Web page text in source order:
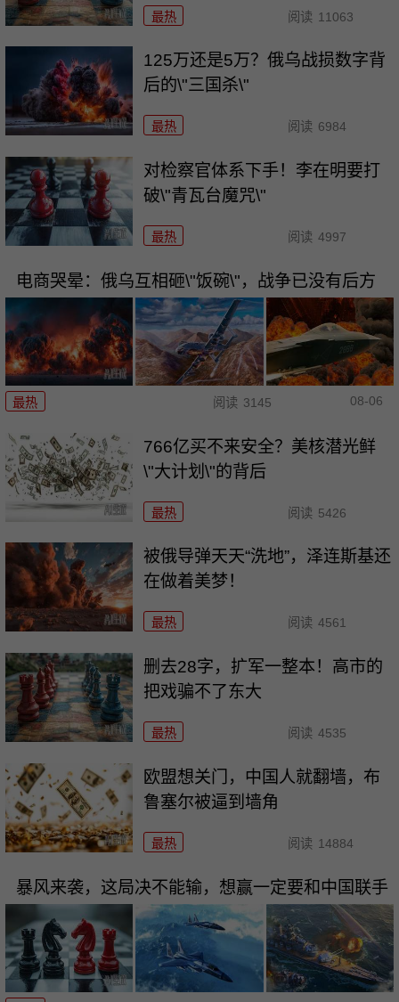
最热 阅读 11063
125万还是5万？俄乌战损数字背
后的\"三国杀\"
最热 阅读 6984
对检察官体系下手！李在明要打
破\"青瓦台魔咒\"
最热 阅读 4997
电商哭晕：俄乌互相砸\"饭碗\"，战争已没有后方
最热 阅读 3145 08-06
766亿买不来安全？美核潜光鲜
\"大计划\"的背后
最热 阅读 5426
被俄导弹天天“洗地”，泽连斯基还
在做着美梦！
最热 阅读 4561
删去28字，扩军一整本！高市的
把戏骗不了东大
最热 阅读 4535
欧盟想关门，中国人就翻墙，布
鲁塞尔被逼到墙角
最热 阅读 14884
暴风来袭，这局决不能输，想赢一定要和中国联手